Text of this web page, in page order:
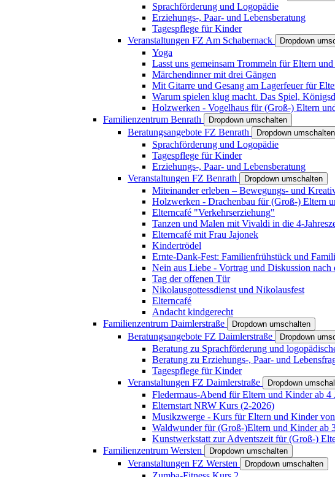
Sprachförderung und Logopädie
Erziehungs-, Paar- und Lebensberatung
Tagespflege für Kinder
Veranstaltungen FZ Am Schabernack
Dropdown
Yoga
Lasst uns gemeinsam Trommeln für Eltern
Märchendinner mit drei Gängen
Mit Gitarre und Gesang am Lagerfeuer für
Warum spielen klug macht. Das Spiel,
Holzwerken - Vogelhaus für (Groß-) Eltern
Familienzentrum Benrath
Dropdown umschalten
Beratungsangebote FZ Benrath Dropdown umschalten
Sprachförderung und Logopädie
Tagespflege für Kinder
Erziehungs-, Paar- und Lebensberatung
Veranstaltungen FZ Benrath
Dropdown umschalten
Miteinander erleben – Bewegungs- und
Holzwerken - Drachenbau für (Groß-) Eltern
Elterncafé "Verkehrserziehung"
Tanzen und Malen mit Vivaldi in die 4-
Elterncafé mit Frau Jajonek
Kindertrödel
Ernte-Dank-Fest: Familienfrühstück und
Nein aus Liebe - Vortrag und Diskussion nach
Tag der offenen Tür
Nikolausgottessdienst und Nikolausfest
Elterncafé
Andacht kindgerecht
Familienzentrum Daimlerstraße
Dropdown umschalten
Beratungsangebote FZ Daimlerstraße Dropdown
Beratung zu Sprachförderung und
Beratung zu Erziehungs-, Paar- und
Tagespflege für Kinder
Veranstaltungen FZ Daimlerstraße
Dropdown
Fledermaus-Abend für Eltern und Kinder ab 4
Elternstart NRW Kurs (2-2026)
Musikzwerge - Kurs für Eltern und Kinder
Waldwunder für (Groß-)Eltern und Kinder ab
Kunstwerkstatt zur Adventszeit für (Groß-)
Familienzentrum Wersten
Dropdown umschalten
Veranstaltungen FZ Wersten Dropdown umschalten